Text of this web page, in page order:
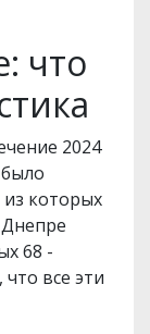
что
2024
из которых
68 -
все эти